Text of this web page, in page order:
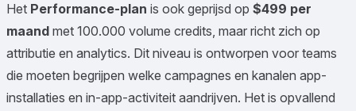
Het Performance-plan is ook geprijsd op $499 per
maand met 100.000 volume credits, maar richt zich op
attributie en analytics. Dit niveau is ontworpen voor teams
die moeten begrijpen welke campagnes en kanalen app-
installaties en in-app-activiteit aandrijven. Het is opvallend